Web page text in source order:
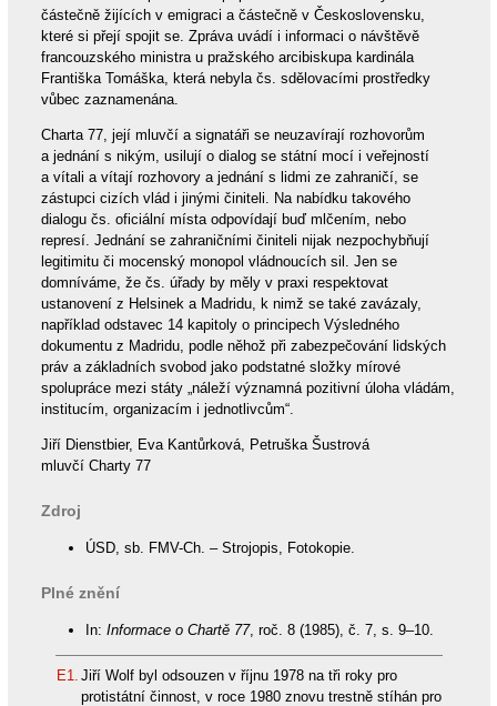
částečně žijících v emigraci a částečně v Československu,
které si přejí spojit se. Zpráva uvádí i informaci o návštěvě
francouzského ministra u pražského arcibiskupa kardinála
Františka Tomáška, která nebyla čs. sdělovacími prostředky
vůbec zaznamenána.
Charta 77, její mluvčí a signatáři se neuzavírají rozhovorům
a jednání s nikým, usilují o dialog se státní mocí i veřejností
a vítali a vítají rozhovory a jednání s lidmi ze zahraničí, se
zástupci cizích vlád i jinými činiteli. Na nabídku takového
dialogu čs. oficiální místa odpovídají buď mlčením, nebo
represí. Jednání se zahraničními činiteli nijak nezpochybňují
legitimitu či mocenský monopol vládnoucích sil. Jen se
domníváme, že čs. úřady by měly v praxi respektovat
ustanovení z Helsinek a Madridu, k nimž se také zavázaly,
například odstavec 14 kapitoly o principech Výsledného
dokumentu z Madridu, podle něhož při zabezpečování lidských
práv a základních svobod jako podstatné složky mírové
spolupráce mezi státy „náleží významná pozitivní úloha vládám,
institucím, organizacím i jednotlivcům“.
Jiří Dienstbier, Eva Kantůrková, Petruška Šustrová
mluvčí Charty 77
Zdroj
ÚSD, sb. FMV-Ch. – Strojopis, Fotokopie.
Plné znění
In: Informace o Chartě 77, roč. 8 (1985), č. 7, s. 9–10.
E1. Jiří Wolf byl odsouzen v říjnu 1978 na tři roky pro
protistátní činnost, v roce 1980 znovu trestně stíhán pro